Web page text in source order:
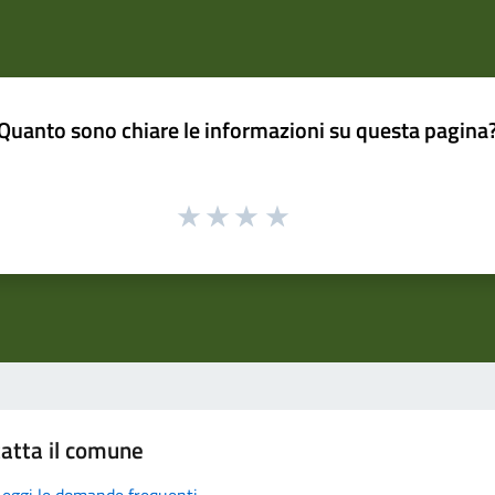
sono chiare le informazioni su questa
il comune